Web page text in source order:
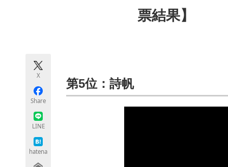
モノづくり技術者専門サイト
票結果】
X
Share
LINE
hatena
第5位：詩帆